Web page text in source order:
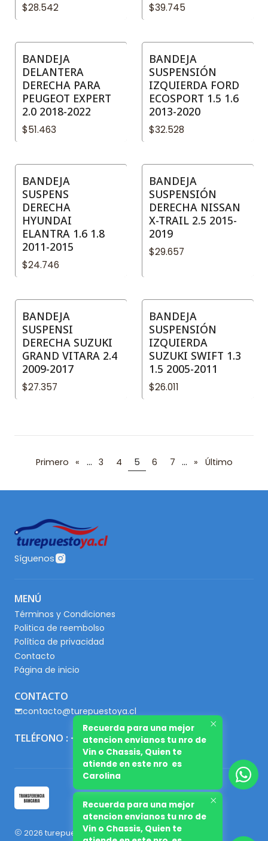
$28.542 $39.745
BANDEJA
DELANTERA
DERECHA PARA
PEUGEOT EXPERT
2.0 2018-2022
$51.463
BANDEJA
SUSPENSIÓN
IZQUIERDA FORD
ECOSPORT 1.5 1.6
2013-2020
$32.528
BANDEJA
SUSPENS
DERECHA
HYUNDAI
ELANTRA 1.6 1.8
2011-2015
$24.746
BANDEJA
SUSPENSIÓN
DERECHA NISSAN
X-TRAIL 2.5 2015-
2019
$29.657
BANDEJA
SUSPENSI
DERECHA SUZUKI
GRAND VITARA 2.4
2009-2017
$27.357
BANDEJA
SUSPENSIÓN
IZQUIERDA
SUZUKI SWIFT 1.3
1.5 2005-2011
$26.011
Primero « ... 3 4 5 6 7 ... » Último
Síguenos
MENÚ
Términos y Condiciones
Politica de reembolso
Política de privacidad
Contacto
Página de inicio
CONTACTO
contacto@turepuestoya.cl
TELÉFONO : +56 9 65667345
2026 turepuestoya.cl.
Recuerda para una mejor
atencion envianos tu nro de
Vin o Chassis, Quien te
Recuerda para una mejor
atencion envianos tu nro de
Vin o Chassis, Quien te
atiende en este nro es
Carolina